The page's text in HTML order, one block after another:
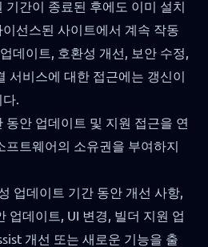
기간이 종료된 후에도 이미 설치
선스된 사이트에서 계속 작동
데이트, 호환성 개선, 보안 수정,
서비스에 대한 접근에는 갱신이
.
동안 업데이트 및 지원 접근을 연
프트웨어의 소유권을 부여하지
업데이트 기간 동안 개선 사항,
업데이트, UI 변경, 빌더 지원 업
개선 또는 새로운 기능을 출